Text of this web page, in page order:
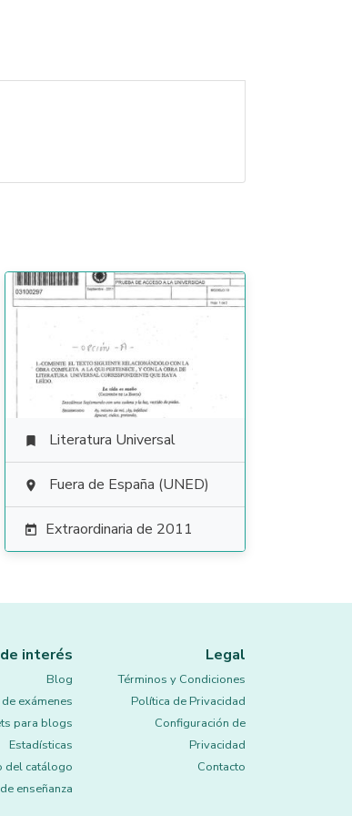
 Literatura Universal
 Fuera de España (UNED)
 Extraordinaria de 2011
interés
Blog
exámenes
para blogs
Estadísticas
del catálogo
enseñanza
Legal
Términos y Condiciones
Política de Privacidad
Configuración de
Privacidad
Contacto